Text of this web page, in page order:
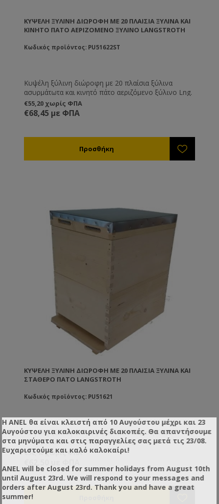
ΚΥΨΈΛΗ ΞΎΛΙΝΗ ΔΙΏΡΟΦΗ ΜΕ 20 ΠΛΑΊΣΙΑ ΞΥΛΙΝΑ ΚΑΙ
ΚΙΝΗΤΌ ΠΆΤΟ ΑΕΡΙΖΌΜΕΝΟ ΞΎΛΙΝΟ LANGSTROTH
Κωδικός προϊόντος: PU51622ST
Κυψέλη ξύλινη διώροφη με 20 πλαίσια ξύλινα
ασυρμάτωτα και κινητό πάτο αεριζόμενο ξύλινο Lng.
€55,20 χωρίς ΦΠΑ
€68,45 με ΦΠΑ
ΚΥΨΈΛΗ ΞΎΛΙΝΗ ΔΙΏΡΟΦΗ ΜΕ 20 ΠΛΑΊΣΙΑ ΞΥΛΙΝΑ ΚΑΙ
ΣΤΑΘΕΡΌ ΠΆΤΟ LANGSTROTH
Κωδικός προϊόντος: PU51621
Κυψέλη ξύλινη διώροφη με 20 πλαίσια ξύλινα
ασυρμάτωτα και σταθερό πάτο Lng.
€50,40 χωρίς ΦΠΑ
Η ANEL θα είναι κλειστή από 10 Αυγούστου μέχρι και 23
Αυγούστου για καλοκαιρινές διακοπές. Θα απαντήσουμε
στα μηνύματα και στις παραγγελίες σας μετά τις 23/08.
Ευχαριστούμε και καλό καλοκαίρι!
ANEL will be closed for summer holidays from August 10th
until August 23rd. We will respond to your messages and
orders after August 23rd. Thank you and have a great
summer!